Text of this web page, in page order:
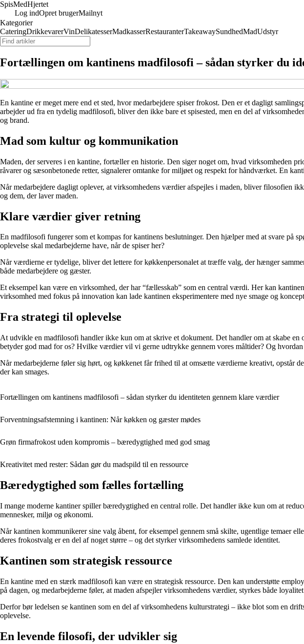
SpisMedHjertet
Log indOpret brugerMailnyt
Kategorier
CateringDrikkevarerVinDelikatesserMadkasserRestauranterTakeawaySundhedMadUdstyr
Fortællingen om kantinens madfilosofi – sådan styrker du
En kantine er meget mere end et sted, hvor medarbejdere spiser frokost. Den er et dagligt
arbejder ud fra en tydelig madfilosofi, bliver den ikke bare et spisested, men en del af
og brand.
Mad som kultur og kommunikation
Maden, der serveres i en kantine, fortæller en historie. Den siger noget om, hvad virksomheden
råvarer og sæsonbetonede retter, signalerer omtanke for miljøet og respekt for håndværket. En
Når medarbejdere dagligt oplever, at virksomhedens værdier afspejles i maden, bliver filosofien
og dem, der laver maden.
Klare værdier giver retning
En madfilosofi fungerer som et kompas for kantinens beslutninger. Den hjælper med at svare
oplevelse skal medarbejderne have, når de spiser her?
Når værdierne er tydelige, bliver det lettere for køkkenpersonalet at træffe valg, der hænger
både medarbejdere og gæster.
Et eksempel kan være en virksomhed, der har “fællesskab” som en central værdi. Her kan
virksomhed med fokus på innovation kan lade kantinen eksperimentere med nye smage og
Fra strategi til oplevelse
At udvikle en madfilosofi handler ikke kun om at skrive et dokument. Det handler om at skabe
betyder god mad for os? Hvilke værdier vil vi gerne udtrykke gennem vores måltider? Og
Når medarbejderne føler sig hørt, og køkkenet får frihed til at omsætte værdierne kreativt, opstår
der kan smages.
Fortællingen om kantinens madfilosofi – sådan styrker du identiteten gennem klare værdier
Forventningsafstemning i kantinen: Når køkken og gæster mødes
Grøn firmafrokost uden kompromis – bæredygtighed med god smag
Kreativitet med rester: Sådan gør du madspild til en ressource
Bæredygtighed som fælles fortælling
I mange moderne kantiner spiller bæredygtighed en central rolle. Det handler ikke kun om at
mennesker, miljø og økonomi.
Når kantinen kommunikerer sine valg åbent, for eksempel gennem små skilte, ugentlige temaer
deres frokostvalg er en del af noget større – og det styrker virksomhedens samlede identitet.
Kantinen som strategisk ressource
En kantine med en stærk madfilosofi kan være en strategisk ressource. Den kan understøtte
på dagen, og medarbejderne føler, at maden afspejler virksomhedens værdier, styrkes både
Derfor bør ledelsen se kantinen som en del af virksomhedens kulturstrategi – ikke blot som en
oplevelse.
En levende filosofi, der udvikler sig